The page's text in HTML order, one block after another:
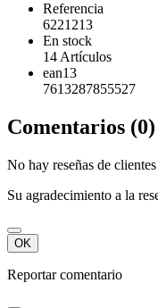
Referencia
6221213
En stock
14 Artículos
ean13
7613287855527
Comentarios (0)
No hay reseñas de
Su agradecimiento a la
OK
Reportar comentario